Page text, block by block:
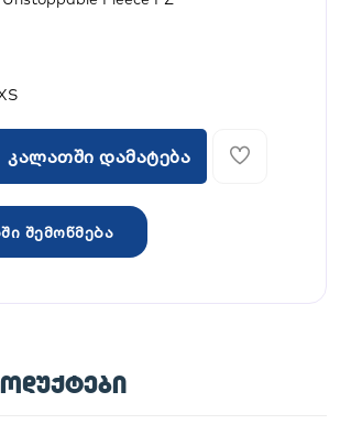
კალათში დამატება
შემოწმება